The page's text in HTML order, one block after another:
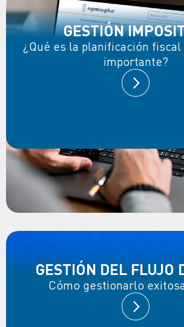
GESTIÓN
¿Qué es la planificación fiscal
importante?
GESTIÓN DEL FLUJO
Cómo gestionarlo